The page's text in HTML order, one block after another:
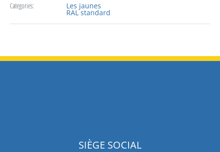
Categories: Les jaunes
RAL standard
SIÈGE SOCIAL